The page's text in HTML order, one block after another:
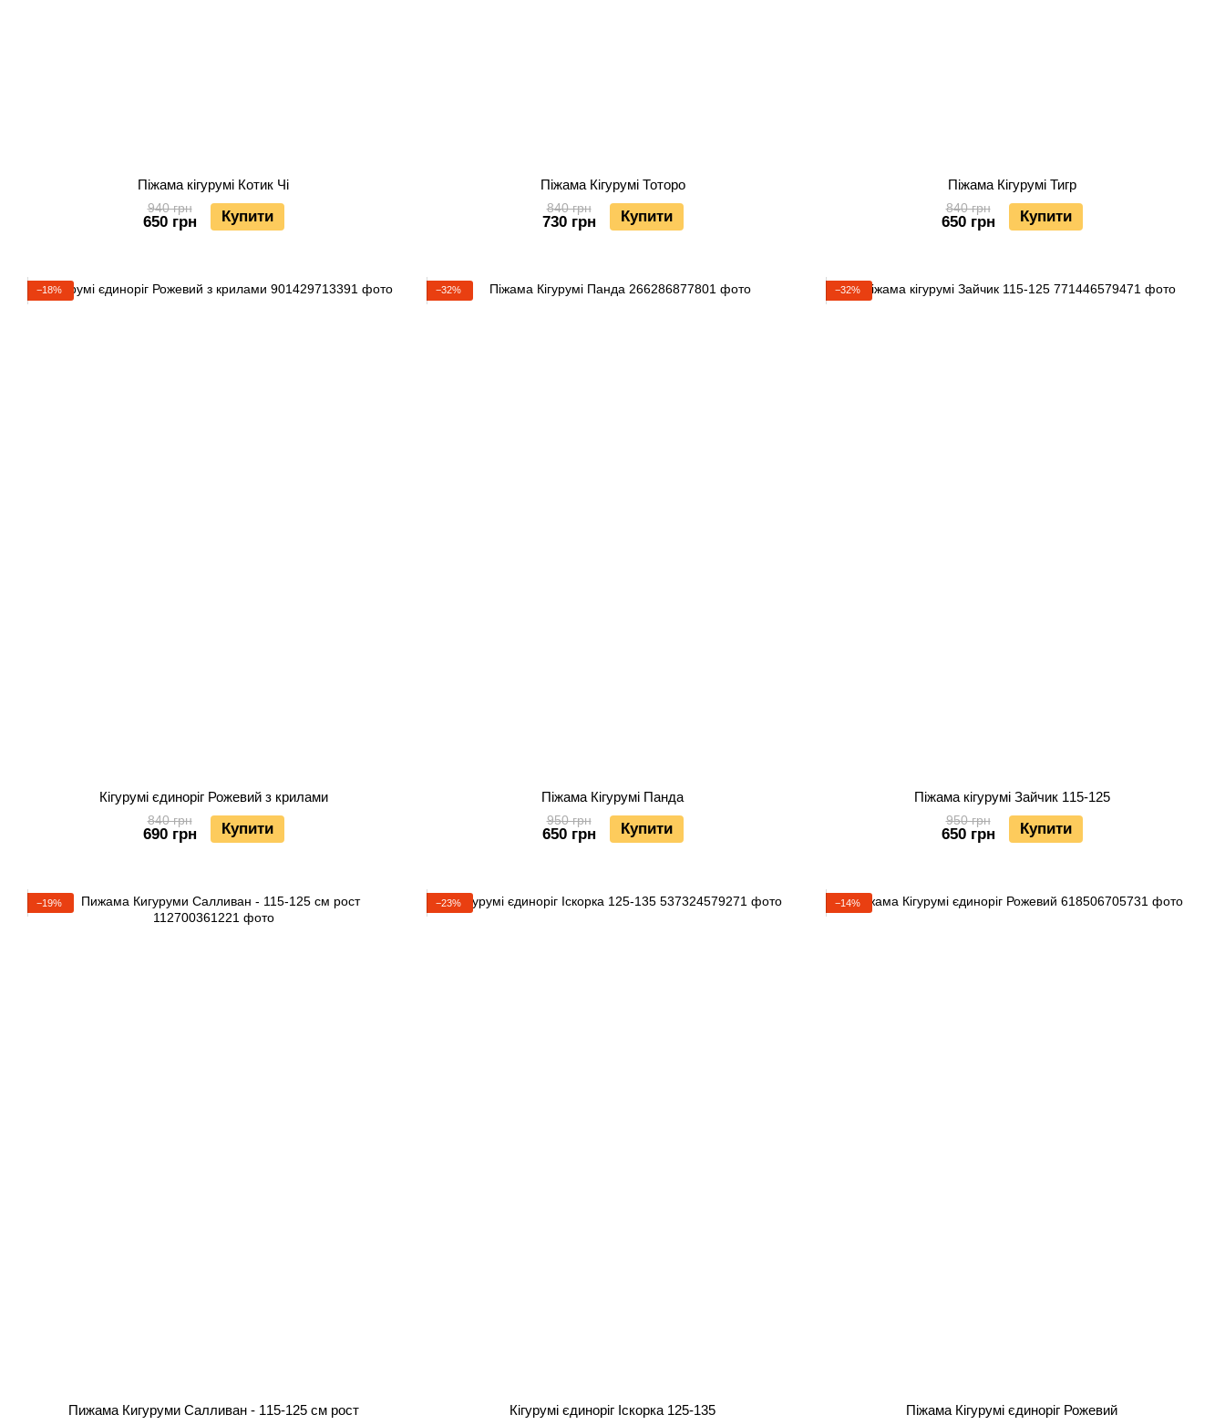
Піжама кігурумі Котик Чі
940 грн
650 грн Купити
Піжама Кігурумі Тоторо
840 грн
730 грн Купити
Піжама Кігурумі Тигр
840 грн
650 грн Купити
−18%
Кігурумі єдиноріг Рожевий з крилами
840 грн
690 грн Купити
−32%
Піжама Кігурумі Панда
950 грн
650 грн Купити
−32%
Піжама кігурумі Зайчик 115-125
950 грн
650 грн Купити
−19%
Пижама Кигуруми Салливан - 115-125 см рост
−23%
Кігурумі єдиноріг Іскорка 125-135
−14%
Піжама Кігурумі єдиноріг Рожевий